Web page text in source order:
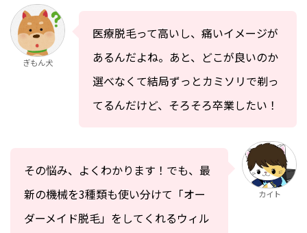
ぎもん犬
医療脱毛って高いし、痛いイメージが
あるんだよね。あと、どこが良いのか
選べなくて結局ずっとカミソリで剃っ
てるんだけど、そろそろ卒業したい！
その悩み、よくわかります！でも、最
新の機械を3種類も使い分けて「オー
ダーメイド脱毛」をしてくれるウィル
カイト